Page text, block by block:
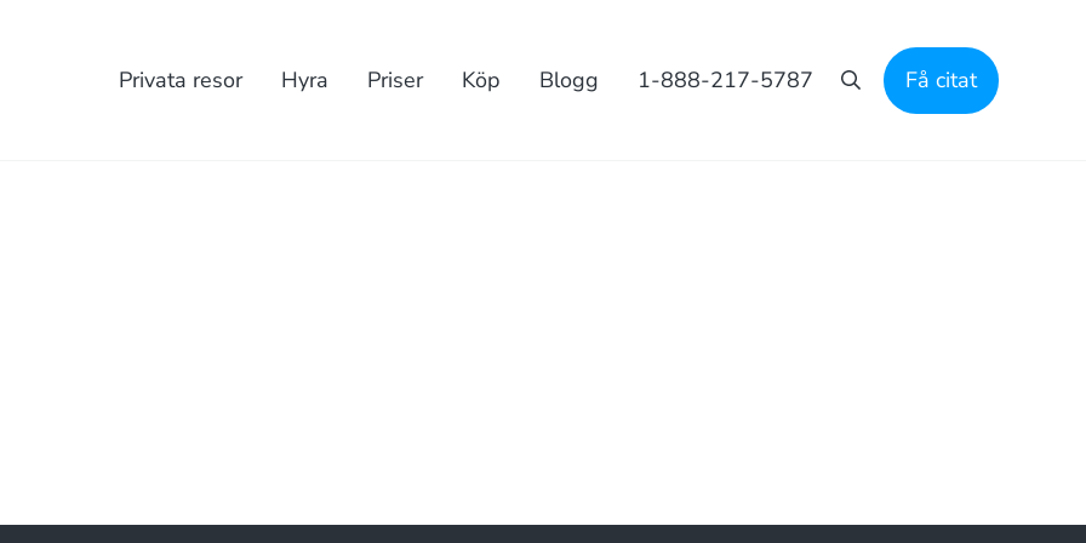
Privata resor Hyra Priser Köp Blogg 1-888-217-5787 Sök påFå citat